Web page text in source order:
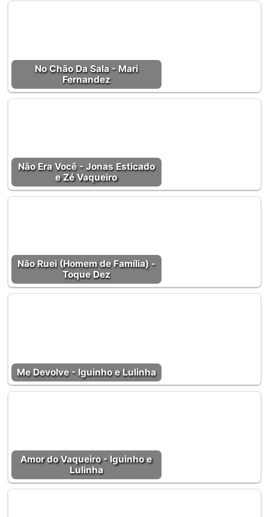
No Chão Da Sala - Mari
Fernandez
Não Era Você - Jonas Esticado
e Zé Vaqueiro
Não Ruei (Homem de Família) -
Toque Dez
Me Devolve - Iguinho e Lulinha
Amor do Vaqueiro - Iguinho e
Lulinha